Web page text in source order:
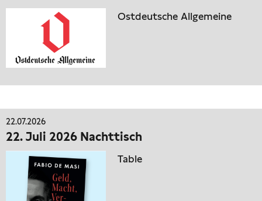
Ostdeutsche Allgemeine
22.07.2026
22. Juli 2026 Nachttisch
Table